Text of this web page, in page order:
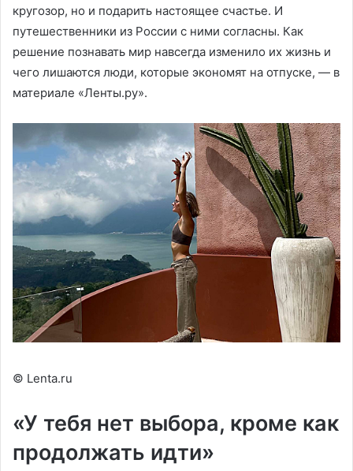
кругозор, но и подарить настоящее счастье. И
путешественники из России с ними согласны. Как
решение познавать мир навсегда изменило их жизнь и
чего лишаются люди, которые экономят на отпуске, — в
материале «Ленты.ру».
© Lenta.ru
«У тебя нет выбора, кроме как
продолжать идти»